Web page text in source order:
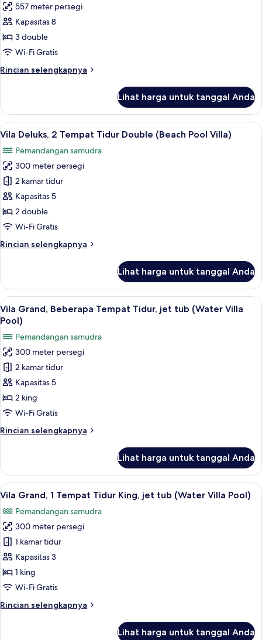
tub
Suite
with
Pool)
untuk
Kamar,
Beberapa
Tempat
balkon
557 meter persegi
Kapasitas 8
3 double
Wi-Fi Gratis
Rincian selengkapnya
Rincian
Kamar,
Beberapa
Tempat
balkon
Lihat harga untuk tanggal Anda
Lihat
semua
foto
untuk
Vila
Deluks,
2
Tempat
Double
Villa)
Vila Deluks, 2 Tempat Tidur Double
7
Vila Deluks, 2 Tempat Tidur Double (Beach Pool Villa)
Pemandangan samudra
300 meter persegi
2 kamar tidur
Kapasitas 5
2 double
Wi-Fi Gratis
Rincian selengkapnya
Rincian
Vila
Deluks,
2
Tempat
Tidur
Double
(Beach
Pool
Villa)
Lihat harga untuk tanggal Anda
Lihat
semua
foto
untuk
Vila
Grand,
Beberapa
Tempat
Tidur,
tub
Pool)
9
Vila Grand, Beberapa Tempat Tidur, jet tub (Water Villa
Pool)
Pemandangan samudra
300 meter persegi
2 kamar tidur
Kapasitas 5
2 king
Wi-Fi Gratis
Rincian selengkapnya
Rincian
Vila
Grand,
Beberapa
Tidur,
jet
tub
(Water
Villa
Pool)
Lihat harga untuk tanggal Anda
Lihat
semua
foto
untuk
Vila
Grand,
1
Tempat
King,
7
Vila Grand, 1 Tempat Tidur King, jet tub (Water Villa Pool)
Pemandangan samudra
300 meter persegi
1 kamar tidur
Kapasitas 3
1 king
Wi-Fi Gratis
Rincian selengkapnya
Rincian
Lihat harga untuk tanggal Anda